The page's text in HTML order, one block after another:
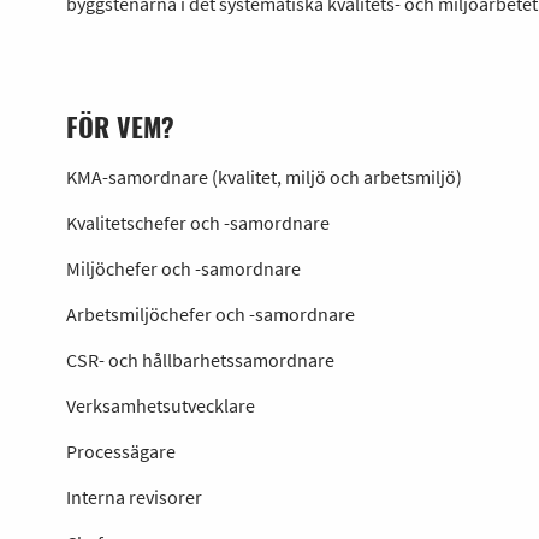
FÖR VEM?
KMA-samordnare (kvalitet, miljö och arbetsmiljö)
Kvalitetschefer och -samordnare
Miljöchefer och -samordnare
Arbetsmiljöchefer och -samordnare
CSR- och hållbarhetssamordnare
Verksamhetsutvecklare
Processägare
Interna revisorer